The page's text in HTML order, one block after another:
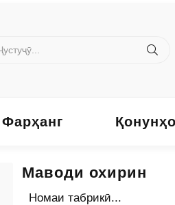
Фарҳанг Қонунҳо
Маводи охирин
Номаи табрикӣ...